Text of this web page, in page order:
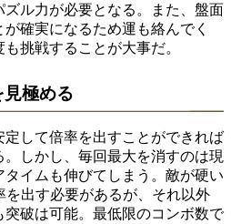
ル力が必要となる。また、盤面
確実になるため運も絡んでく
挑戦することが大事だ。
極める
して倍率を出すことができれば
しかし、毎回最大を消すのは現
イムも伸びてしまう。敵が硬い
を出す必要があるが、それ以外
破は可能。最低限のコンボ数で